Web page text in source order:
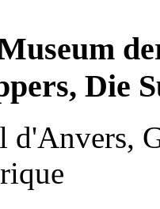
Die
d'Anvers,